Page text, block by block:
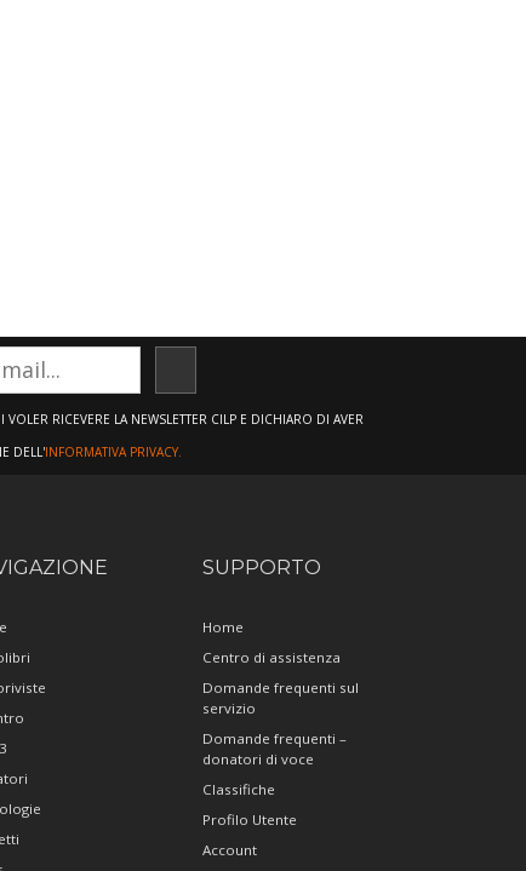
RICEVERE LA NEWSLETTER CILP E DICHIARO DI AVER
DELL'INFORMATIVA PRIVACY.
SUPPORTO
Home
Centro di assistenza
Domande frequenti sul
servizio
Domande frequenti –
donatori di voce
Classifiche
Profilo Utente
Account